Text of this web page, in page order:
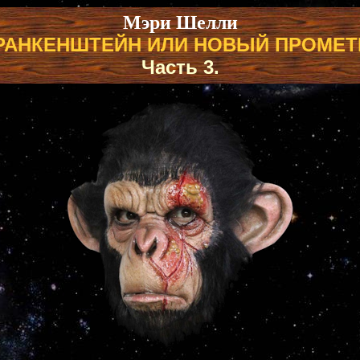
Мэри Шелли
ИЛИ НОВЫЙ
Часть 3.